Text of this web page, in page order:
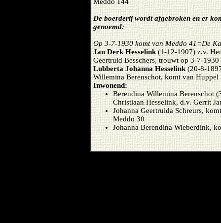
De boerderij wordt afgebroken en er
genoemd:
Op 3-7-1930 komt van Meddo 41=De
Jan Derk Hesselink(1-12-1907) z.v.
Geertruid Besschers, trouwt op 3-7-1930
Lubberta Johanna Hesselink(20-8-
Willemina Berenschot, komt van
Inwonend:
Berendina Willemina Berenschot
Christiaan Hesselink, d.v. Gerrit
Johanna Geertruida Schreurs,
Meddo 30
Johanna Berendina Wieberdink,